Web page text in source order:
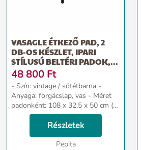
VASAGLE ÉTKEZŐ PAD, 2
DB-OS KÉSZLET, IPARI
STÍLUSÚ BELTÉRI PADOK,...
48 800 Ft
- Szín: vintage / sötétbarna -
Anyaga: forgácslap, vas - Méret
padonként: 108 x 32,5 x 50 cm (H
x Sz x M) - Az ülés méretei: 108 x
32,5 x 15 cm (H x Sz x M) - Súly:
Részletek
Pepita